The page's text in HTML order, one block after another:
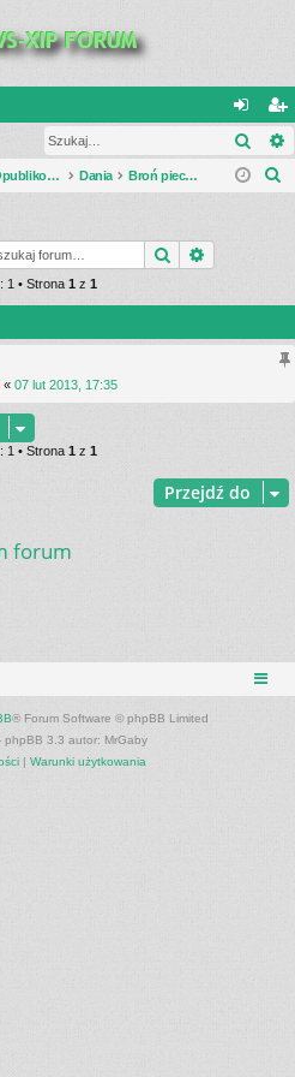
al
og
ar
ej
ę
Opublikowane zestawienia Dania Broń piechoty
j
Szukaj
1 • Strona 1 z 1
« 07 lut 2013, 17:35
1 • Strona 1 z 1
Przejdź do
forum
® Forum Software © phpBB Limited
phpBB 3.3 autor: MrGaby
| Warunki użytkowania